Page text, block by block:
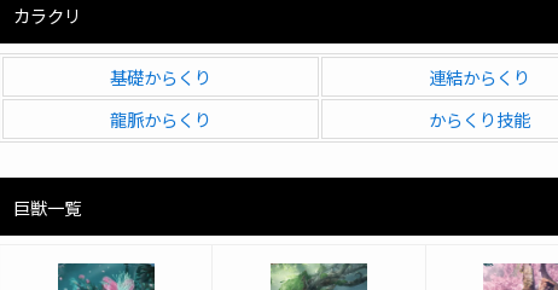
カラクリ
基礎からくり
連結からくり
龍脈からくり
からくり技能
巨獣一覧